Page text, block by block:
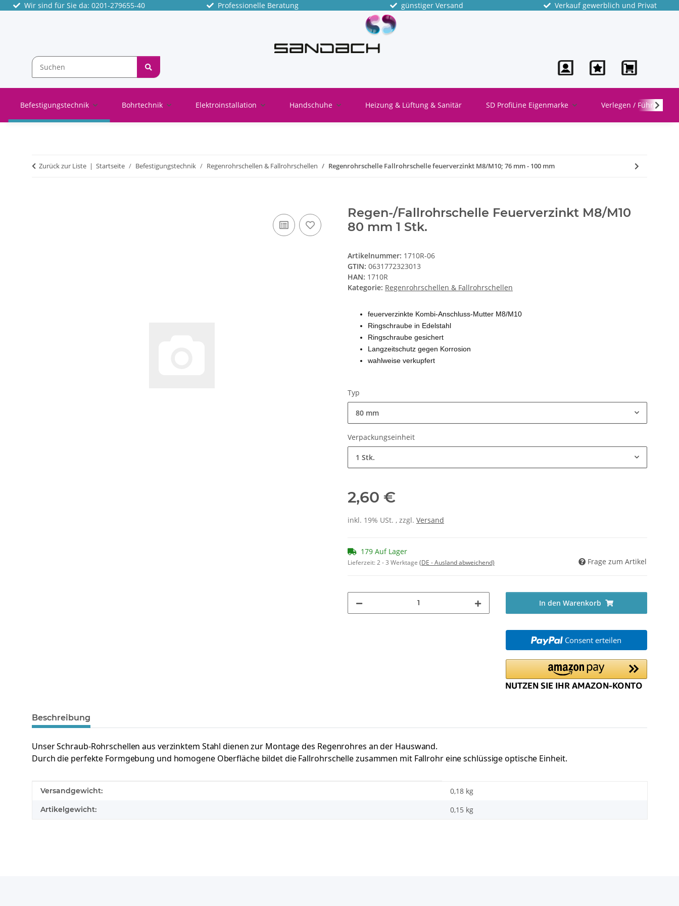
Wir sind für Sie da: 0201-279655-40 Professionelle Beratung günstiger Versand Verkauf gewerblich und Privat
Befestigungstechnik Bohrtechnik Elektroinstallation Handschuhe Heizung & Lüftung & Sanitär SD ProfiLine Eigenmarke Verlegen / Führen
Zurück zur Liste Startseite Befestigungstechnik Regenrohrschellen & Fallrohrschellen Regenrohrschelle Fallrohrschelle feuerverzinkt M8/M10; 76 mm - 100 mm
Regen-/Fallrohrschelle Feuerverzinkt M8/M10
80 mm 1 Stk.
Artikelnummer: 1710R-06
GTIN: 0631772323013
HAN: 1710R
Kategorie: Regenrohrschellen & Fallrohrschellen
feuerverzinkte Kombi-Anschluss-Mutter M8/M10
Ringschraube in Edelstahl
Ringschraube gesichert
Langzeitschutz gegen Korrosion
wahlweise verkupfert
Typ
80 mm
Verpackungseinheit
1 Stk.
2,60 €
inkl. 19% USt. , zzgl. Versand
179 Auf Lager
Lieferzeit:2 - 3 Werktage (DE - Ausland abweichend) Frage zum Artikel
In den Warenkorb
Consent erteilen
Beschreibung
Unser Schraub-Rohrschellen aus verzinktem Stahl dienen zur Montage des Regenrohres an der Hauswand.
Durch die perfekte Formgebung und homogene Oberfläche bildet die Fallrohrschelle zusammen mit Fallrohr eine schlüssige optische Einheit.
Produkteigenschaft
Wert
Versandgewicht: 0,18 kg
Artikelgewicht: 0,15 kg